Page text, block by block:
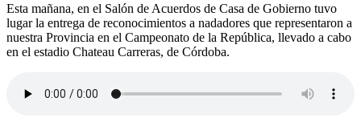
Esta mañana, en el Salón de Acuerdos de Casa de Gobierno tuvo
lugar la entrega de reconocimientos a nadadores que representaron a
nuestra Provincia en el Campeonato de la República, llevado a cabo
en el estadio Chateau Carreras, de Córdoba.